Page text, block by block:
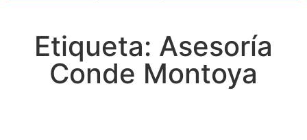
Etiqueta: Asesoría
Conde Montoya